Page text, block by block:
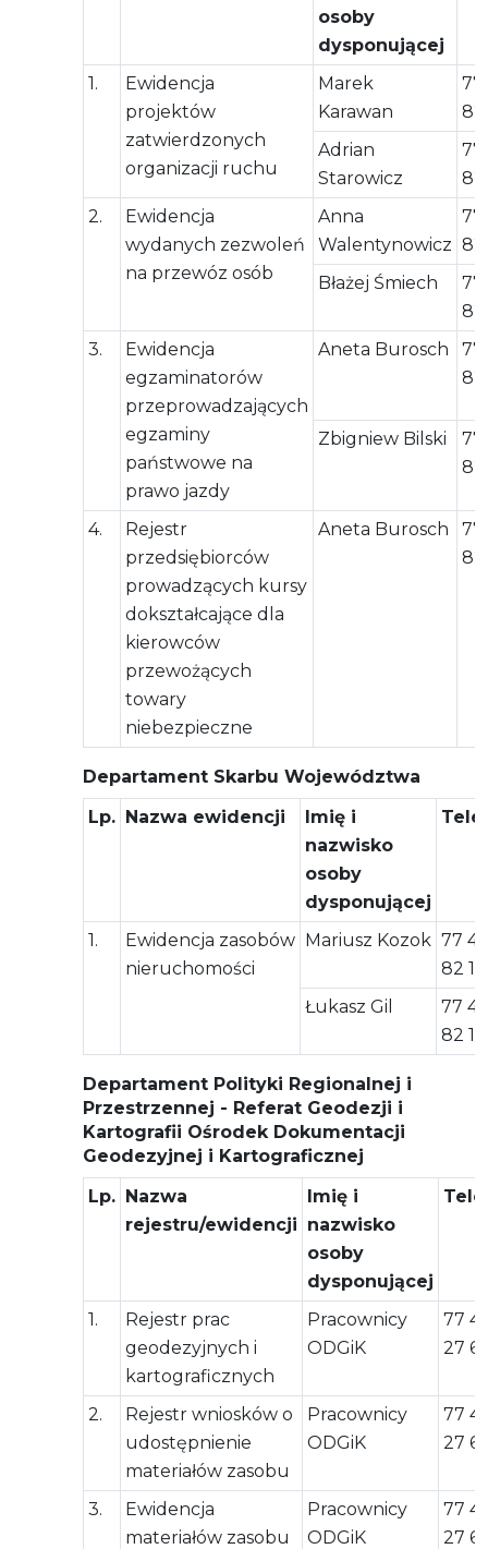
osoby
dysponującej
1.
Ewidencja
projektów
zatwierdzonych
organizacji ruchu
Marek
Karawan
77
82
Adrian
Starowicz
77
82
2.
Ewidencja
wydanych zezwoleń
na przewóz osób
Anna
Walentynowicz
77
82
Błażej Śmiech
77
82
3.
Ewidencja
egzaminatorów
przeprowadzających
egzaminy
państwowe na
prawo jazdy
Aneta Burosch
77
82
Zbigniew Bilski
77
82
4.
Rejestr
przedsiębiorców
prowadzących kursy
dokształcające dla
kierowców
przewożących
towary
niebezpieczne
Aneta Burosch
77
82
Departament Skarbu Województwa
Lp. Nazwa ewidencji
Imię i
nazwisko
osoby
dysponującej
1.
Ewidencja zasobów
nieruchomości
Mariusz Kozok 77 44
82
Łukasz Gil
77 44
82
Departament Polityki Regionalnej i
Przestrzennej - Referat Geodezji i
Kartografii Ośrodek Dokumentacji
Geodezyjnej i Kartograficznej
Lp. Nazwa
rejestru/ewidencji
Imię i
nazwisko
osoby
dysponującej
1.
Rejestr prac
geodezyjnych i
kartograficznych
Pracownicy
ODGiK
77
27 65
2.
Rejestr wniosków o
udostępnienie
materiałów zasobu
Pracownicy
ODGiK
77
27 65
3.
Ewidencja
materiałów zasobu
Pracownicy
ODGiK
77
27 65